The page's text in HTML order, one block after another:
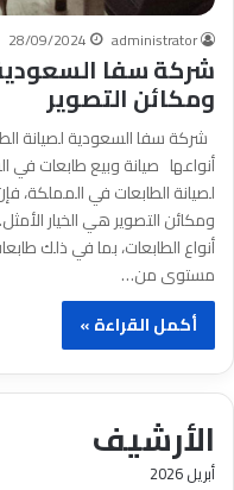
administrator
28/09/2024
شركة سفا
ومكائن التصوير
شركة سفا السعودية لصيانة
أنواعها صيانة وبيع طابعات
لصيانة الطابعات في المملكة،
ومكائن التصوير هي الخيار
مستوى من…
أكمل القراءة »
الأرشيف
أبريل 2026